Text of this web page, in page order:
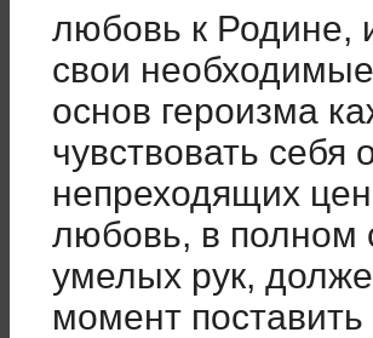
любовь к Родине,
свои
основ героизма
чувствовать себя
непреходящих
любовь, в полном
умелых рук,
момент